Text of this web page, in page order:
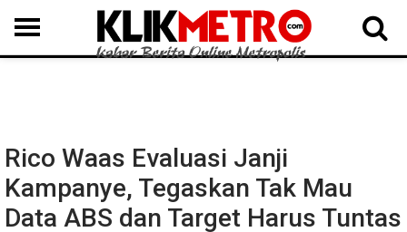
MEDAN LANGKAT DAIRI SAMOSIR TAPUT BATUBARA DELISERDANG
Rico Waas Evaluasi Janji
Kampanye, Tegaskan Tak Mau
Data ABS dan Target Harus Tuntas